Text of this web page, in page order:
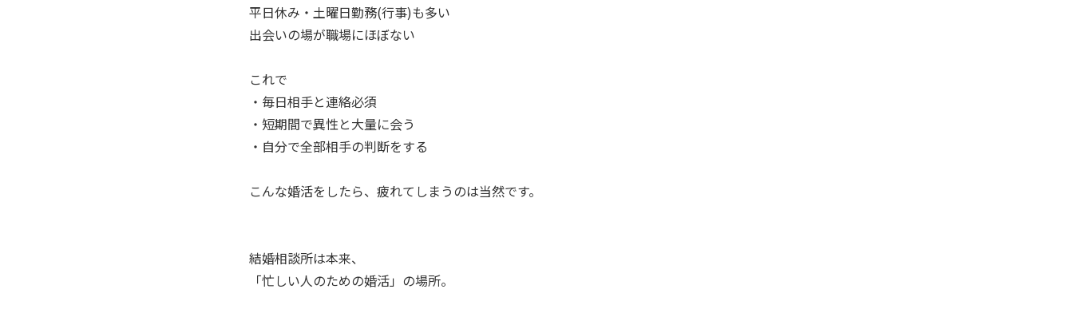
平日休み・土曜日勤務(行事)も多い
出会いの場が職場にほぼない
これで
・毎日相手と連絡必須
・短期間で異性と大量に会う
・自分で全部相手の判断をする
こんな婚活をしたら、疲れてしまうのは当然です。
結婚相談所は本来、
「忙しい人のための婚活」の場所。